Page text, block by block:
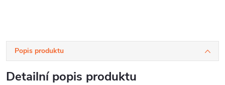
Popis produktu
Detailní popis produktu